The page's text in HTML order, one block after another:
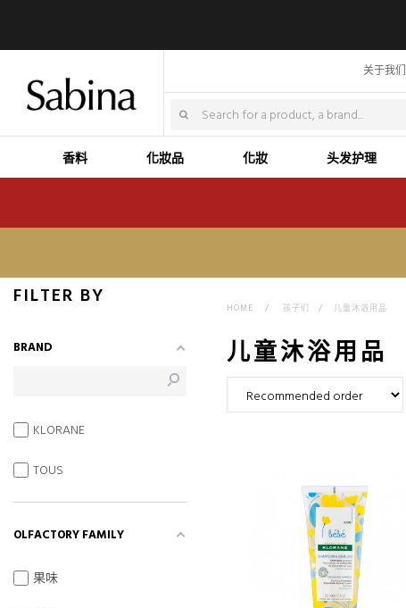
关于我们
香料 化妝品 化妝 头发护理
HOME > 孩子们 > 儿童沐浴用品
儿童沐浴用品
FILTER BY
BRAND
KLORANE
TOUS
OLFACTORY FAMILY
果味